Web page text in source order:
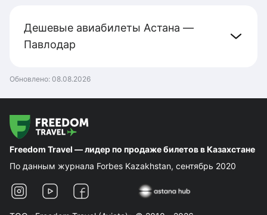
Дешевые авиабилеты Астана —
Павлодар
Обновлено: 08.08.2026
Freedom Travel — лидер по продаже билетов в Казахстане
По данным журнала Forbes Kazakhstan, сентябрь 2020